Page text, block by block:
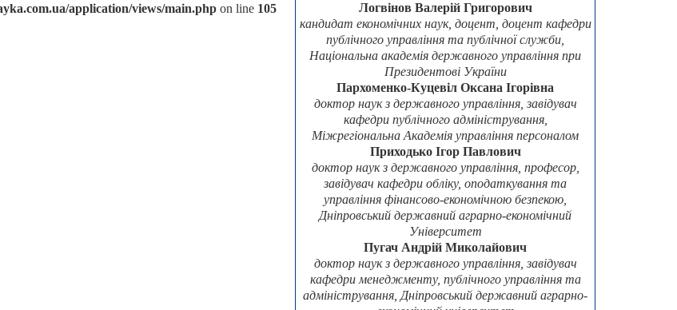
application/views/main.phpon line 105
Логвінов Валерій Григорович
кандидат економічних наук, доцент, доцент кафедри
публічного управління та публічної служби,
Національна академія державного управління при
Президентові України
Пархоменко-Куцевіл Оксана Ігорівна
доктор наук з державного управління, завідувач
кафедри публічного адміністрування,
Міжрегіональна Академія управління персоналом
Приходько Ігор Павлович
доктор наук з державного управління, професор,
завідувач кафедри обліку, оподаткування та
управління фінансово-економічною безпекою,
Дніпровський державний аграрно-економічний
Університет
Пугач Андрій Миколайович
доктор наук з державного управління, завідувач
кафедри менеджменту, публічного управління та
адміністрування, Дніпровський державний аграрно-